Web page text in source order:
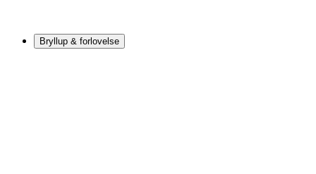
Bryllup & forlovelse